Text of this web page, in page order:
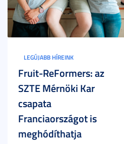
LEGÚJABB HÍREINK
Fruit-ReFormers: az
SZTE Mérnöki Kar
csapata
Franciaországot is
meghódíthatja